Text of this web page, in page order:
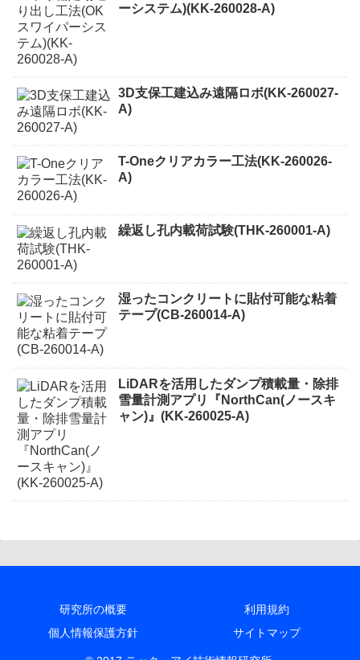
ーシステム)(KK-260028-A)
3D支保工建込み遠隔ロボ(KK-260027-
A)
T-Oneクリアカラー工法(KK-260026-
A)
繰返し孔内載荷試験(THK-260001-A)
湿ったコンクリートに貼付可能な粘着
テープ(CB-260014-A)
LiDARを活用したダンプ積載量・除排
雪量計測アプリ『NorthCan(ノースキ
ャン)』(KK-260025-A)
研究所の概要
利用規約
個人情報保護方針
サイトマップ